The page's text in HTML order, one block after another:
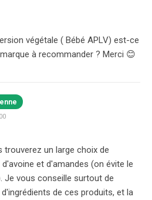
végétale ( Bébé APLV) est-ce
à recommander ? Merci 😊
trouverez un large choix de
et d'amandes (on évite le
Je vous conseille surtout de
de ces produits, et la